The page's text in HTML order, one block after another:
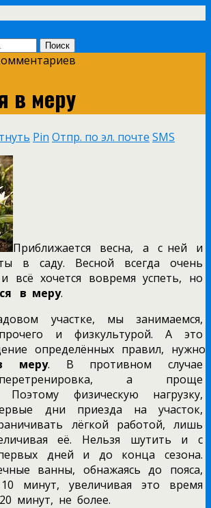
в меру
Pin Отпр. по эл. почте SMS
Приближается весна, а с ней и
в саду. Весной всегда очень
всё хочется вовремя успеть, но
в меру.
участке, мы занимаемся,
и физкультурой. А это
определённых правил, нужно
меру. В противном случае
а проще
Поэтому физическую нагрузку,
дни приезда на участок,
лёгкой работой, лишь
её. Нельзя шутить и с
дней и до конца сезона.
ванны, обнажаясь до пояса,
минут, увеличивая это время
минут, не более.